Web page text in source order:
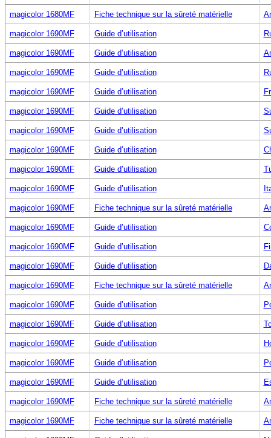
magicolor 1680MF Fiche technique sur la sûreté matérielle
magicolor 1690MF Guide d’utilisation
magicolor 1690MF Guide d’utilisation
magicolor 1690MF Guide d’utilisation
magicolor 1690MF Guide d’utilisation
magicolor 1690MF Guide d’utilisation
magicolor 1690MF Guide d’utilisation
magicolor 1690MF Guide d’utilisation
magicolor 1690MF Guide d’utilisation
magicolor 1690MF Guide d’utilisation
magicolor 1690MF Fiche technique sur la sûreté matérielle
magicolor 1690MF Guide d’utilisation
magicolor 1690MF Guide d’utilisation
magicolor 1690MF Guide d’utilisation
magicolor 1690MF Fiche technique sur la sûreté matérielle
magicolor 1690MF Guide d’utilisation
magicolor 1690MF Guide d’utilisation
magicolor 1690MF Guide d’utilisation
magicolor 1690MF Guide d’utilisation
magicolor 1690MF Guide d’utilisation
magicolor 1690MF Fiche technique sur la sûreté matérielle
magicolor 1690MF Fiche technique sur la sûreté matérielle